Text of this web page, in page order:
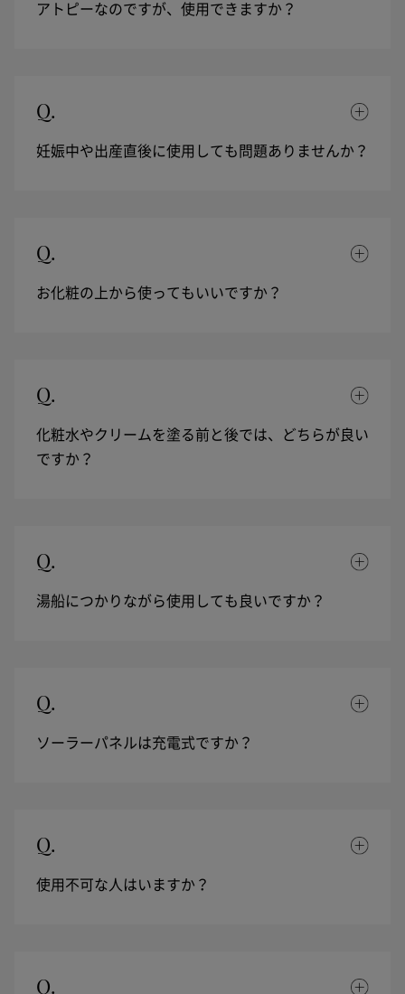
アトピーなのですが、使用できますか？
Q.
妊娠中や出産直後に使用しても問題ありませんか？
Q.
お化粧の上から使ってもいいですか？
Q.
化粧水やクリームを塗る前と後では、どちらが良い
ですか？
Q.
湯船につかりながら使用しても良いですか？
Q.
ソーラーパネルは充電式ですか？
Q.
使用不可な人はいますか？
Q.